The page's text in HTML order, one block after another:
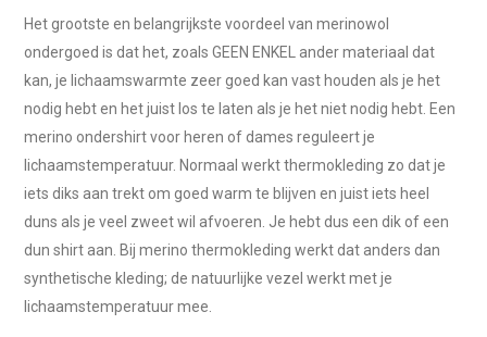
Het grootste en belangrijkste voordeel van merinowol
ondergoed is dat het, zoals GEEN ENKEL ander materiaal dat
kan, je lichaamswarmte zeer goed kan vast houden als je het
nodig hebt en het juist los te laten als je het niet nodig hebt. Een
merino ondershirt voor heren of dames reguleert je
lichaamstemperatuur. Normaal werkt thermokleding zo dat je
iets diks aan trekt om goed warm te blijven en juist iets heel
duns als je veel zweet wil afvoeren. Je hebt dus een dik of een
dun shirt aan. Bij merino thermokleding werkt dat anders dan
synthetische kleding; de natuurlijke vezel werkt met je
lichaamstemperatuur mee.